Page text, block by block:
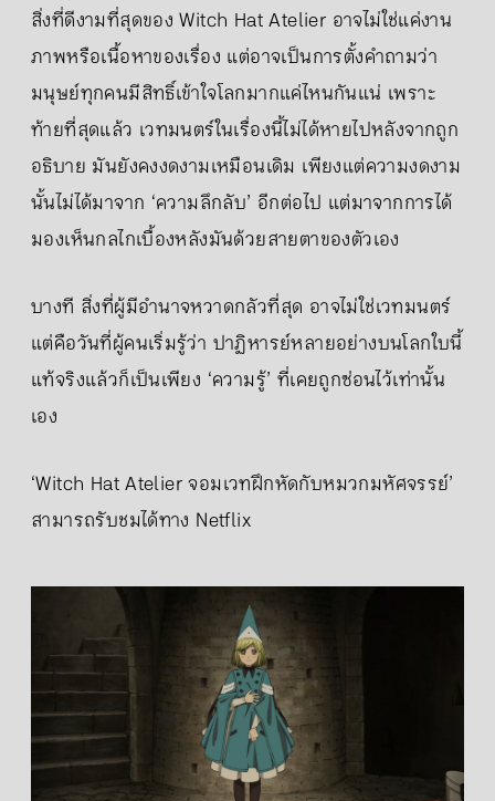
สิ่งที่ดีงามที่สุดของ Witch Hat Atelier อาจไม่ใช่แค่งาน
ภาพหรือเนื้อหาของเรื่อง แต่อาจเป็นการตั้งคำถามว่า
มนุษย์ทุกคนมีสิทธิ์เข้าใจโลกมากแค่ไหนกันแน่ เพราะ
ท้ายที่สุดแล้ว เวทมนตร์ในเรื่องนี้ไม่ได้หายไปหลังจากถูก
อธิบาย มันยังคงงดงามเหมือนเดิม เพียงแต่ความงดงาม
นั้นไม่ได้มาจาก ‘ความลึกลับ’ อีกต่อไป แต่มาจากการได้
มองเห็นกลไกเบื้องหลังมันด้วยสายตาของตัวเอง
บางที สิ่งที่ผู้มีอำนาจหวาดกลัวที่สุด อาจไม่ใช่เวทมนตร์
แต่คือวันที่ผู้คนเริ่มรู้ว่า ปาฏิหารย์หลายอย่างบนโลกใบนี้
แท้จริงแล้วก็เป็นเพียง ‘ความรู้’ ที่เคยถูกซ่อนไว้เท่านั้น
เอง
‘Witch Hat Atelier จอมเวทฝึกหัดกับหมวกมหัศจรรย์’
สามารถรับชมได้ทาง Netflix